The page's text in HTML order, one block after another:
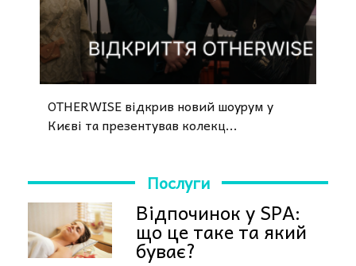
OTHERWISE відкрив новий шоурум у
Києві та презентував колекц...
Послуги
Відпочинок у SPA:
що це таке та який
буває?